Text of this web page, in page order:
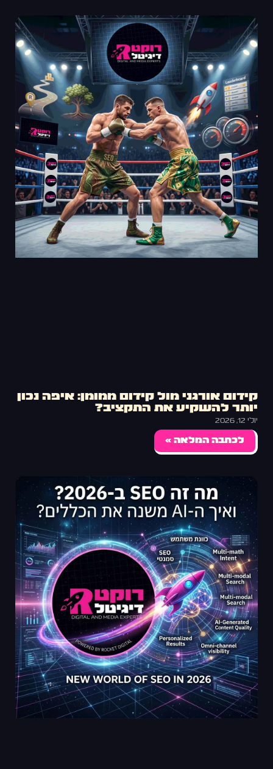
קידום אורגני מול קידום ממומן: איפה נכון
יותר להשקיע את התקציב?
יולי 12, 2026
לכתבה המלאה »